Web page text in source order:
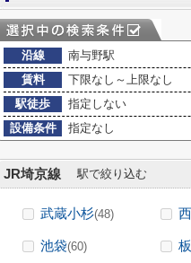
沿線
南与野駅
賃料
下限なし～上限なし
駅徒歩
指定しない
設備条件
指定なし
JR埼京線 駅で絞り込む
武蔵小杉(48)
池袋(60)